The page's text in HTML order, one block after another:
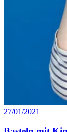
27/01/2021